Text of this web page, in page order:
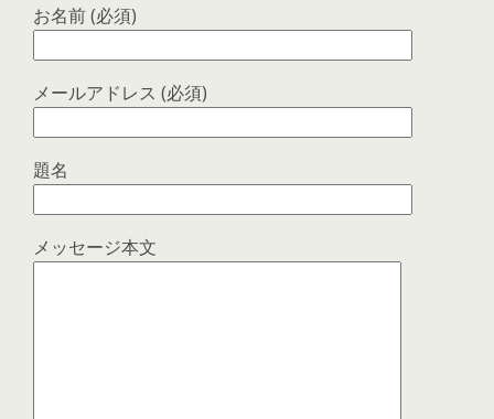
お名前 (必須)
メールアドレス (必須)
題名
メッセージ本文